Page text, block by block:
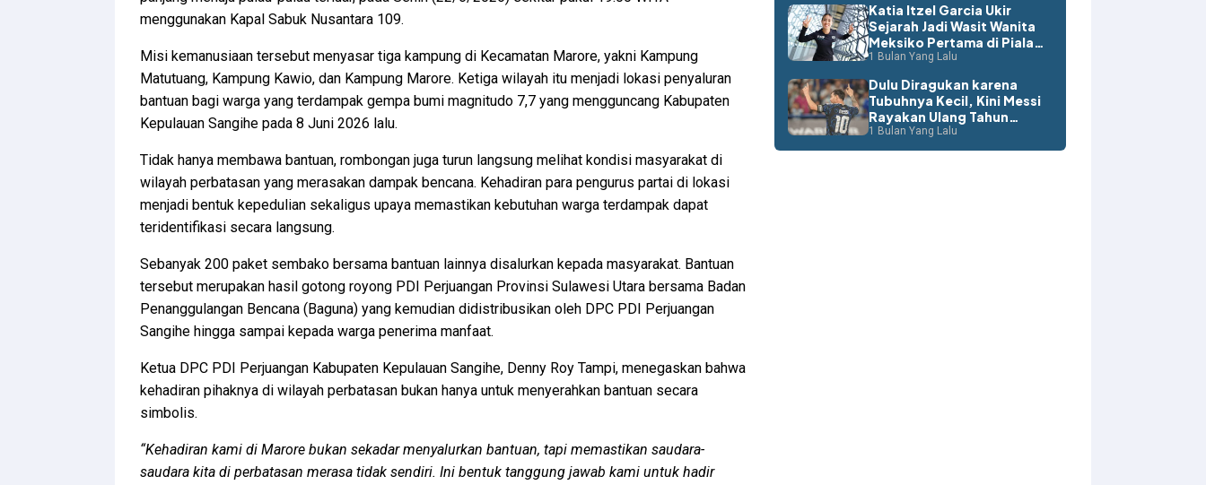
menggunakan Kapal Sabuk Nusantara 109.
Misi kemanusiaan tersebut menyasar tiga kampung di Kecamatan Marore, yakni Kampung
Matutuang, Kampung Kawio, dan Kampung Marore. Ketiga wilayah itu menjadi lokasi penyaluran
bantuan bagi warga yang terdampak gempa bumi magnitudo 7,7 yang mengguncang Kabupaten
Kepulauan Sangihe pada 8 Juni 2026 lalu.
Tidak hanya membawa bantuan, rombongan juga turun langsung melihat kondisi masyarakat di
wilayah perbatasan yang merasakan dampak bencana. Kehadiran para pengurus partai di lokasi
menjadi bentuk kepedulian sekaligus upaya memastikan kebutuhan warga terdampak dapat
teridentifikasi secara langsung.
Sebanyak 200 paket sembako bersama bantuan lainnya disalurkan kepada masyarakat. Bantuan
tersebut merupakan hasil gotong royong PDI Perjuangan Provinsi Sulawesi Utara bersama Badan
Penanggulangan Bencana (Baguna) yang kemudian didistribusikan oleh DPC PDI Perjuangan
Sangihe hingga sampai kepada warga penerima manfaat.
Ketua DPC PDI Perjuangan Kabupaten Kepulauan Sangihe, Denny Roy Tampi, menegaskan bahwa
kehadiran pihaknya di wilayah perbatasan bukan hanya untuk menyerahkan bantuan secara
simbolis.
“Kehadiran kami di Marore bukan sekadar menyalurkan bantuan, tapi memastikan saudara-
saudara kita di perbatasan merasa tidak sendiri. Ini bentuk tanggung jawab kami untuk hadir
Katia Itzel Garcia Ukir
Sejarah Jadi Wasit Wanita
Meksiko Pertama di Piala
Dunia
1 Bulan Yang Lalu
Dulu Diragukan karena
Tubuhnya Kecil, Kini Messi
Rayakan Ulang Tahun
dengan Rekor Dunia
1 Bulan Yang Lalu